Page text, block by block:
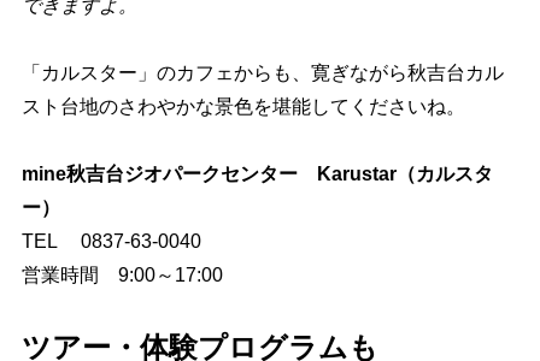
できますよ。
「カルスター」のカフェからも、寛ぎながら秋吉台カル
スト台地のさわやかな景色を堪能してくださいね。
mine秋吉台ジオパークセンター Karustar（カルスタ
ー）
TEL 0837-63-0040
営業時間 9:00～17:00
ツアー・体験プログラムも